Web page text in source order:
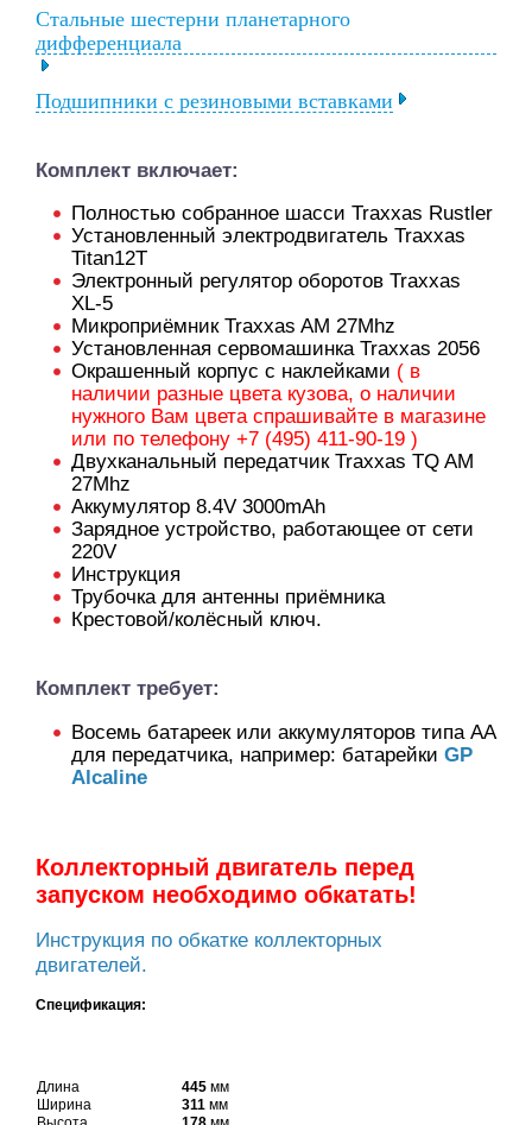
Стальные шестерни планетарного
дифференциала
Подшипники с резиновыми вставками
Комплект включает:
Полностью собранное шасси Traxxas Rustler
Установленный электродвигатель Traxxas
Titan12T
Электронный регулятор оборотов Traxxas
XL-5
Микроприёмник Traxxas AM 27Mhz
Установленная сервомашинка Traxxas 2056
Окрашенный корпус с наклейками ( в
наличии разные цвета кузова, о наличии
нужного Вам цвета спрашивайте в магазине
или по телефону +7 (495) 411-90-19 )
Двухканальный передатчик Traxxas TQ AM
27Mhz
Аккумулятор 8.4V 3000mAh
Зарядное устройство, работающее от сети
220V
Инструкция
Трубочка для антенны приёмника
Крестовой/колёсный ключ.
Комплект требует:
Восемь батареек или аккумуляторов типа АА
для передатчика, например: батарейки GP
Alcaline
Коллекторный двигатель перед
запуском необходимо обкатать!
Инструкция по обкатке коллекторных
двигателей.
Спецификация:
Длина 445 мм
Ширина
311 мм